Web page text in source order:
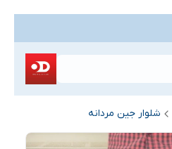
شلوار جین مردانه